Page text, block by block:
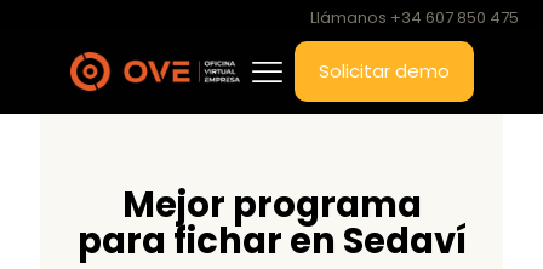
Llámanos +34 607 850 475
Solicitar demo
Mejor programa
para fichar en Sedaví